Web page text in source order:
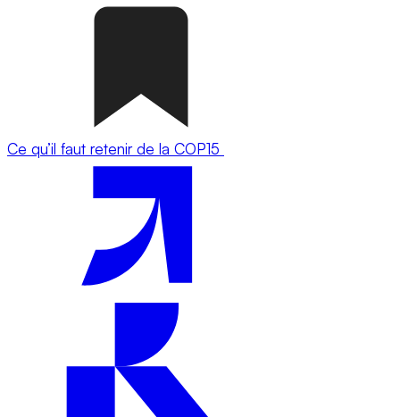
Ce qu’il faut retenir de la COP15